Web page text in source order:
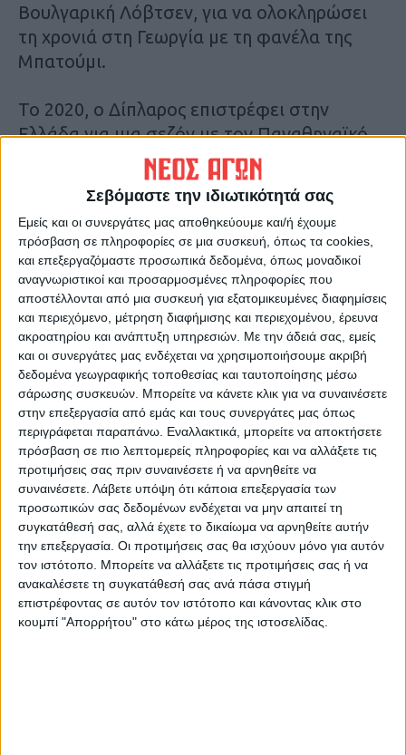
Σεβόμαστε την ιδιωτικότητά σας
Εμείς και οι συνεργάτες μας αποθηκεύουμε και/ή έχουμε
πρόσβαση σε πληροφορίες σε μια συσκευή, όπως τα cookies,
και επεξεργαζόμαστε προσωπικά δεδομένα, όπως μοναδικοί
αναγνωριστικοί και προσαρμοσμένες πληροφορίες που
αποστέλλονται από μια συσκευή για εξατομικευμένες διαφημίσεις
και περιεχόμενο, μέτρηση διαφήμισης και περιεχομένου, έρευνα
ακροατηρίου και ανάπτυξη υπηρεσιών. Με την άδειά σας, εμείς
και οι συνεργάτες μας ενδέχεται να χρησιμοποιήσουμε ακριβή
δεδομένα γεωγραφικής τοποθεσίας και ταυτοποίησης μέσω
σάρωσης συσκευών. Μπορείτε να κάνετε κλικ για να συναινέσετε
στην επεξεργασία από εμάς και τους συνεργάτες μας όπως
περιγράφεται παραπάνω. Εναλλακτικά, μπορείτε να αποκτήσετε
πρόσβαση σε πιο λεπτομερείς πληροφορίες και να αλλάξετε τις
προτιμήσεις σας πριν συναινέσετε ή να αρνηθείτε να
συναινέσετε. Λάβετε υπόψη ότι κάποια επεξεργασία των
προσωπικών σας δεδομένων ενδέχεται να μην απαιτεί τη
συγκατάθεσή σας, αλλά έχετε το δικαίωμα να αρνηθείτε αυτήν
την επεξεργασία. Οι προτιμήσεις σας θα ισχύουν μόνο για αυτόν
τον ιστότοπο. Μπορείτε να αλλάξετε τις προτιμήσεις σας ή να
ανακαλέσετε τη συγκατάθεσή σας ανά πάσα στιγμή
επιστρέφοντας σε αυτόν τον ιστότοπο και κάνοντας κλικ στο
κουμπί "Απορρήτου" στο κάτω μέρος της ιστοσελίδας.
Βουλγαρική Λόβτσεν, για να ολοκληρώσει
τη χρονιά στη Γεωργία με τη φανέλα της
Μπατούμι.
Το 2020, ο Δίπλαρος επιστρέφει στην
Ελλάδα για μια σεζόν με τον Παναθηναϊκό,
με τον οποίο είχε 13 συμμετοχές στο
πρωτάθλημα και 3 στην Ευρολίγκα. Το 2021,
φόρεσε τη φανέλα του Απόλλωνα Πάτρας
στον οποίο είχε ηγετικό ρόλο, ενώ την
περασμένη σεζόν 2022-23 βρέθηκε στη
Βουλγαρία και τη Μπαλκάν με την οποία
αγωνίστηκε στο FIBA Europe Cup, ενώ τον
Ιούνιο πανηγύρισε την κατάκτηση του
πρωταθλήματος Βουλγαρίας.
Ο Δίπλαρος μέτρησε 7.9 πόντους, 4.6 ασίστ
και 1.8 κλεψίματα σε 22 λεπτά συμμετοχής
στο πρωτάθλημα και 10.8 πόντους, 6.0
ασίστ και 1.6 κλεψίματα σε 31 λεπτά
συμμετοχής στο Europe Cup.
Συνολικά μετρά 90 συμμετοχές στη Basket
League με 463 πόντους, 218 ασίστ και 83
κλεψίματα, αλλά και 11 διεθνείς εμφανίσεις
στις ευρωπαϊκές συλλογικές διοργανώσεις